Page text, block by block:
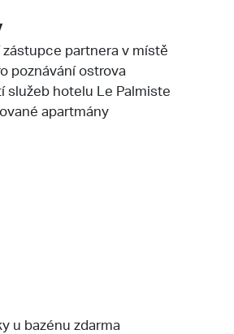
partnera v místě
poznávání ostrova
služeb hotelu Le Palmiste
apartmány
u bazénu zdarma